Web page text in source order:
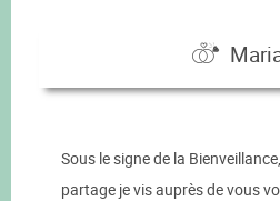
Sous le signe de la
partage je vis auprès de vous